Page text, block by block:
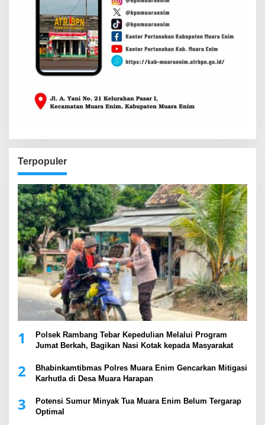
Terpopuler
1
Polsek Rambang Tebar Kepedulian Melalui Program
Jumat Berkah, Bagikan Nasi Kotak kepada Masyarakat
2
Bhabinkamtibmas Polres Muara Enim Gencarkan Mitigasi
Karhutla di Desa Muara Harapan
3
Potensi Sumur Minyak Tua Muara Enim Belum Tergarap
Optimal